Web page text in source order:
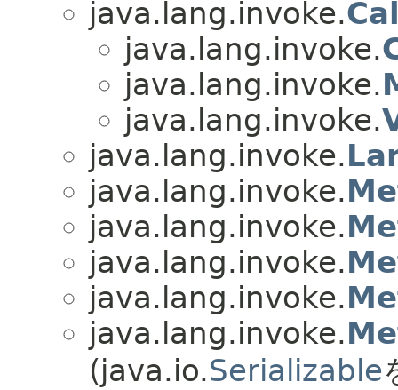
java.lang.invoke.
java.lang.invoke.
java.lang.invoke.
java.lang.invoke.
java.lang.invoke.
java.lang.invoke.
java.lang.invoke.
java.lang.invoke.
java.lang.invoke.
java.lang.invoke.
(java.io.Serializable